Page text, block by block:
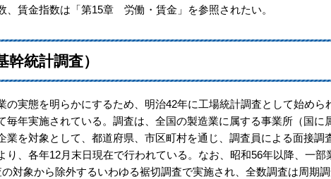
、賃金指数は「第15章 労働・賃金」を参照されたい。
統計調査）
実態を明らかにするため、明治42年に工場統計調査として始めら
毎年実施されている。調査は、全国の製造業に属する事業所（国に
業を対象として、都道府県、市区町村を通じ、調査員による面接調
り、各年12月末日現在で行われている。なお、昭和56年以降、一部
対象から除外するいわゆる裾切調査で実施され、全数調査は周期調